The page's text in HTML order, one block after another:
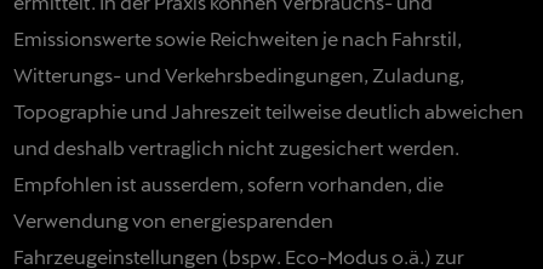
Emissionswerte sowie Reichweiten je nach Fahrstil,
Witterungs- und Verkehrsbedingungen, Zuladung,
Topographie und Jahreszeit teilweise deutlich abweichen
und deshalb vertraglich nicht zugesichert werden.
Empfohlen ist ausserdem, sofern vorhanden, die
Verwendung von energiesparenden
Fahrzeugeinstellungen (bspw. Eco-Modus o.ä.) zur